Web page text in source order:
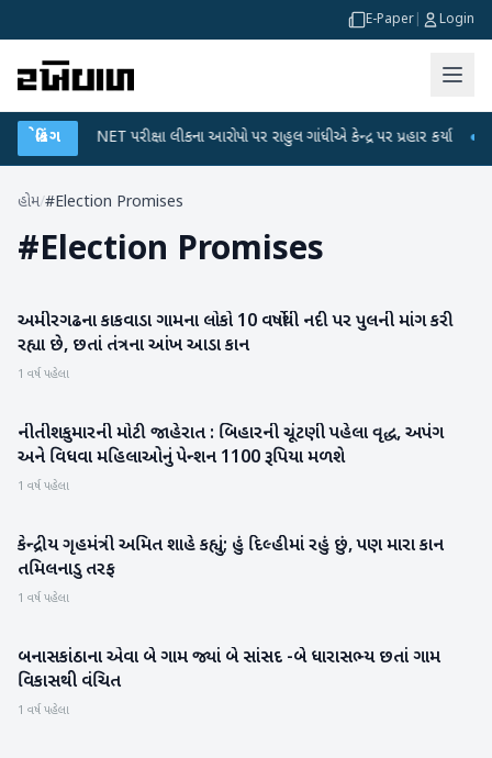
E-Paper Login
બ્રેકિંગ
UGC-NET પરીક્ષા લીકના આરોપો પર રાહુલ ગાંધીએ કેન્દ્ર પર પ્રહાર કર્યા ●
હોમ/#Election Promises
#Election Promises
બનાસકાંઠા
અમીરગઢના કાકવાડા ગામના લોકો 10 વર્ષોથી નદી પર પુલની માંગ કરી
રહ્યા છે, છતાં તંત્રના આંખ આડા કાન
1 વર્ષ પહેલા
રાષ્ટ્રીય
નીતીશકુમારની મોટી જાહેરાત : બિહારની ચૂંટણી પહેલા વૃદ્ધ, અપંગ
અને વિધવા મહિલાઓનું પેન્શન 1100 રૂપિયા મળશે
1 વર્ષ પહેલા
રાજકારણ
કેન્દ્રીય ગૃહમંત્રી અમિત શાહે કહ્યું; હું દિલ્હીમાં રહું છું, પણ મારા કાન
તમિલનાડુ તરફ
1 વર્ષ પહેલા
બનાસકાંઠા
બનાસકાંઠાના એવા બે ગામ જ્યાં બે સાંસદ -બે ધારાસભ્ય છતાં ગામ
વિકાસથી વંચિત
1 વર્ષ પહેલા